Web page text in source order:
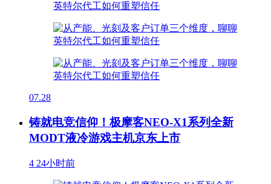
07.28
铸就电竞信仰！极摩客NEO-X1系列全新
MODT液冷游戏主机京东上市
4 24小时前